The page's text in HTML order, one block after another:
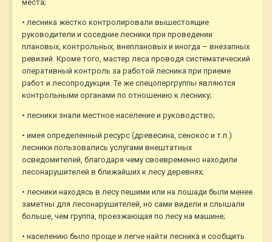
места;
• лесника жестко контролировали вышестоящие
руководители и соседние лесники при проведении
плановых, контрольных, внеплановых и иногда – внезапных
ревизий. Кроме того, мастер леса проводя систематический
оперативный контроль за работой лесника при приеме
работ и лесопродукции. Те же спецопергруппы являются
контрольными органами по отношению к леснику;
• лесники знали местное население и руководство;
• имея определенный ресурс (древесина, сенокос и т.п.)
лесники пользовались услугами внештатных
осведомителей, благодаря чему своевременно находили
лесонарушителей в ближайших к лесу деревнях;
• лесники находясь в лесу пешими или на лошади были менее
заметны для лесонарушителей, но сами видели и слышали
больше, чем группа, проезжающая по лесу на машине;
• населению было проще и легче найти лесника и сообщить